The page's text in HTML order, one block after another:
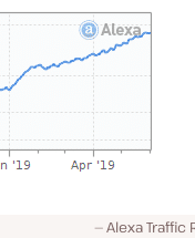
Alexa Traffic